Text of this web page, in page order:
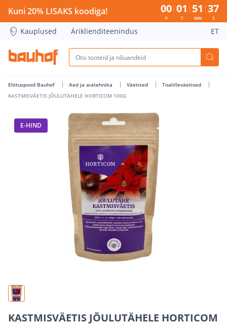
KASTMISVÄETIS JÕULUTÄHELE HORTICOM 100G - Bauhof
Kuni 20% LISAKS koodiga! 00
P
01
T
51
MIN
37
S
Kauplused Äriklienditeenindus ET
Ehituspood Bauhof Aed ja aiatehnika Väetised
Toalilleväetised
KASTMISVÄETIS JÕULUTÄHELE HORTICOM 100G
E-HIND
KASTMISVÄETIS JÕULUTÄHELE HORTICOM